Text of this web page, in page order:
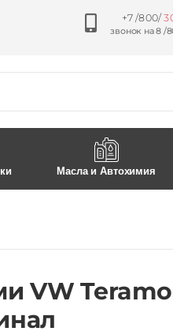
+7 /800/
звонок на 8 /
Масла и Автохимия
VW